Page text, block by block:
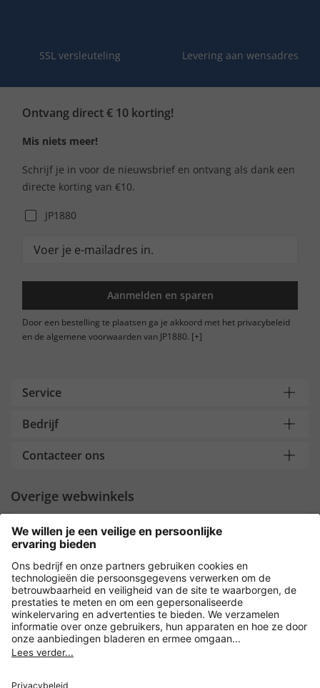
SSL versleuteling Levering aan wensadres
Ontvang direct € 10 korting!
Mis niets meer!
Schrijf je in voor de nieuwsbrief en ontvang als dank een
directe korting van €10.
JP1880
Aanmelden en sparen
Door een bestelling te plaatsen ga je akkoord met het privacybeleid
en de algemene voorwaarden van JP1880. [+]
Service
Bedrijf
Contacteer ons
Overige webwinkels
Nederland
Payment and Delivery
Versleuteling met